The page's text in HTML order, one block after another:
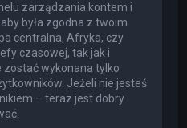
zarządzania kontem i
była zgodna z twoim
centralna, Afryka, czy
czasowej, tak jak i
zostać wykonana tylko
Jeżeli nie jesteś
– teraz jest dobry